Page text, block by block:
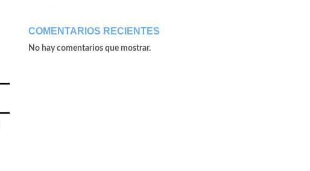
COMENTARIOS RECIENTES
No hay comentarios que mostrar.